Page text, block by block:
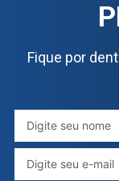
Fique por